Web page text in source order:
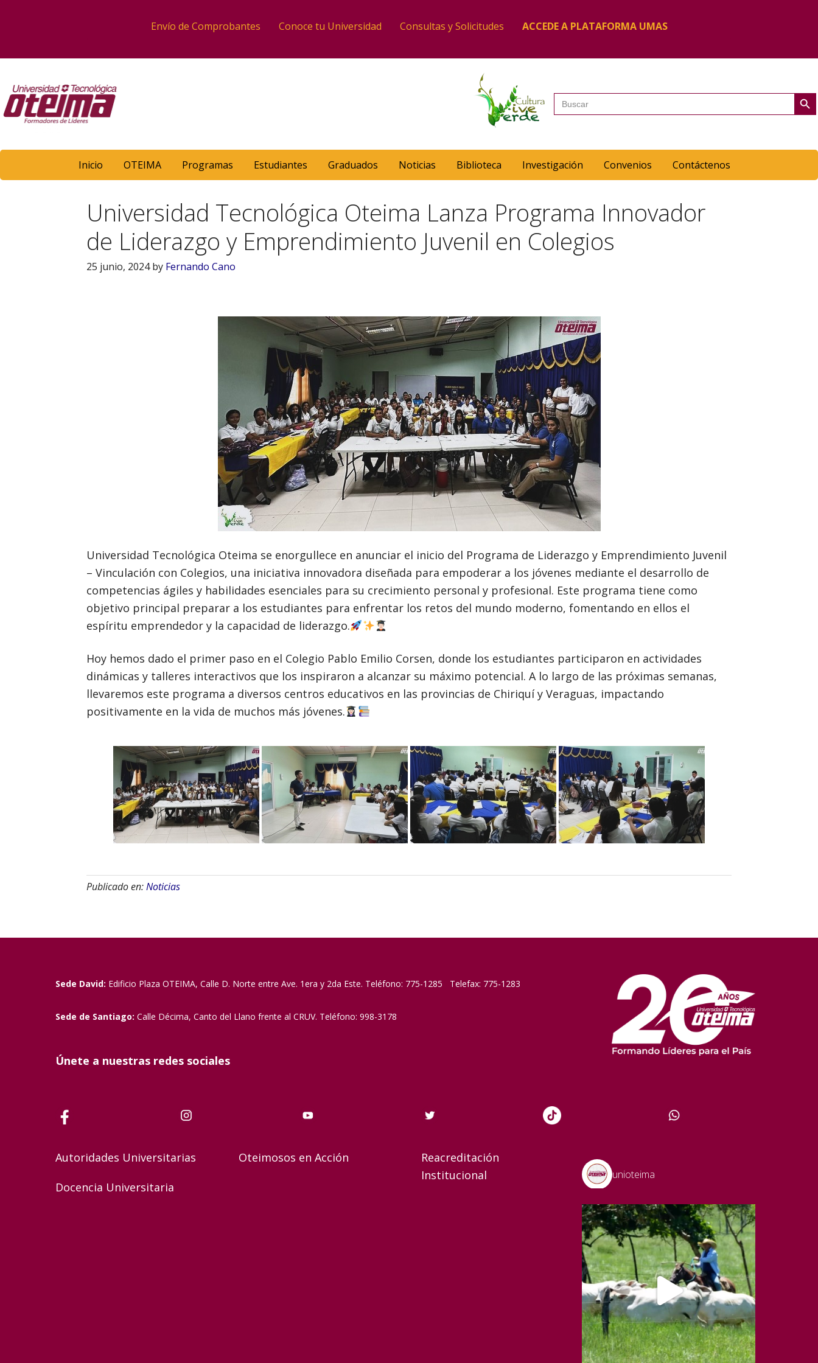
Envío de Comprobantes Conoce tu Universidad Consultas y Solicitudes ACCEDE A PLATAFORMA UMAS
Buscar: Botón de
Inicio OTEIMA Programas Estudiantes Graduados Noticias Biblioteca Investigación Convenios Contáctenos
Universidad Tecnológica Oteima Lanza Programa Innovador
de Liderazgo y Emprendimiento Juvenil en Colegios
25 junio, 2024by Fernando Cano
Universidad Tecnológica Oteima se enorgullece en anunciar el inicio del Programa de Liderazgo y Emprendimiento Juvenil
– Vinculación con Colegios, una iniciativa innovadora diseñada para empoderar a los jóvenes mediante el desarrollo de
competencias ágiles y habilidades esenciales para su crecimiento personal y profesional. Este programa tiene como
objetivo principal preparar a los estudiantes para enfrentar los retos del mundo moderno, fomentando en ellos el
espíritu emprendedor y la capacidad de liderazgo.
Hoy hemos dado el primer paso en el Colegio Pablo Emilio Corsen, donde los estudiantes participaron en actividades
dinámicas y talleres interactivos que los inspiraron a alcanzar su máximo potencial. A lo largo de las próximas semanas,
llevaremos este programa a diversos centros educativos en las provincias de Chiriquí y Veraguas, impactando
positivamente en la vida de muchos más jóvenes.
Publicado en:Noticias
Sede David: Edificio Plaza OTEIMA, Calle D. Norte entre Ave. 1era y 2da Este. Teléfono: 775-1285 Telefax: 775-1283
Sede de Santiago: Calle Décima, Canto del Llano frente al CRUV. Teléfono: 998-3178
Únete a nuestras redes sociales
Autoridades Universitarias
Docencia Universitaria
Oteimosos en Acción
Reacreditación
Institucional
unioteima